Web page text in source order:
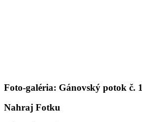
Foto-galéria: Gánovský potok č. 1
Nahraj Fotku